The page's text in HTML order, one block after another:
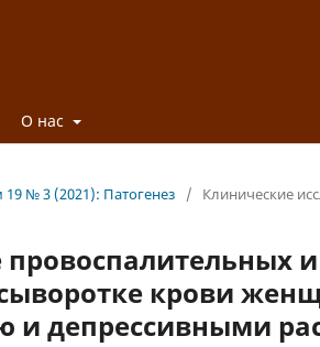
О нас
19 № 3 (2021): Патогенез / Клинические
крови
и депрессивными